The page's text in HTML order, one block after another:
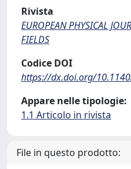
Rivista
EUROPEAN PHYSICAL
FIELDS
Codice DOI
https://dx.doi.org/
Appare nelle tipologie:
1.1 Articolo in rivista
File in questo prodotto: